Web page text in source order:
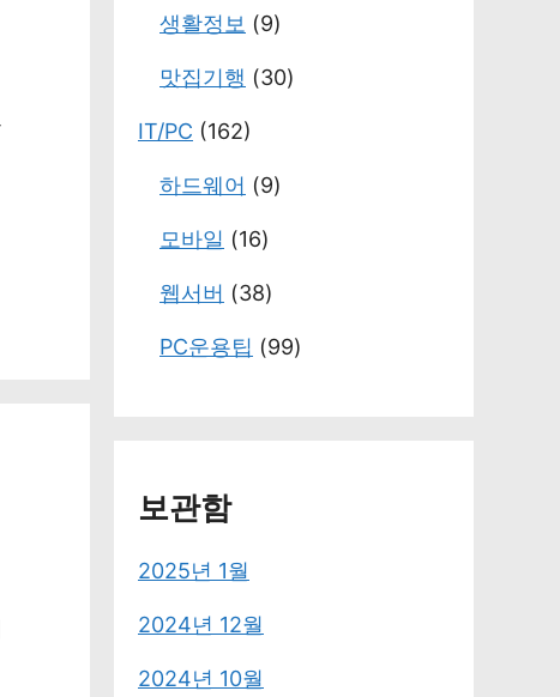
생활정보 (9)
맛집기행 (30)
IT/PC (162)
하드웨어 (9)
모바일 (16)
웹서버 (38)
PC운용팁 (99)
보관함
2025년 1월
2024년 12월
2024년 10월